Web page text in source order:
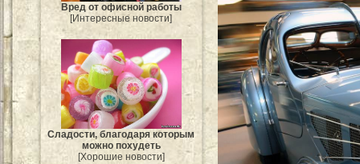
Вред от офисной работы
[Интересные новости]
Сладости, благодаря которым
можно похудеть
[Хорошие новости]